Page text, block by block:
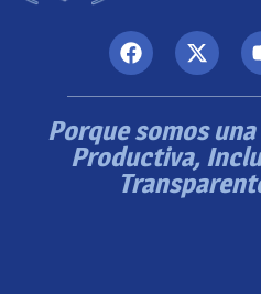
Porque somos
Productiva,